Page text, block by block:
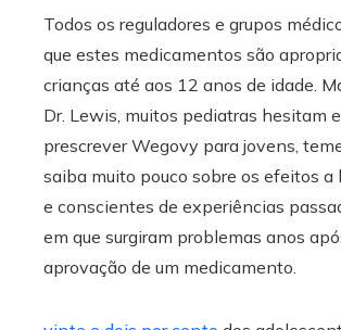
Todos os reguladores e grupos
que estes medicamentos são
crianças até aos 12 anos de idade.
Dr. Lewis, muitos pediatras hesitam
prescrever Wegovy para jovens,
saiba muito pouco sobre os efeitos a
e conscientes de experiências
em que surgiram problemas anos
aprovação de um medicamento.